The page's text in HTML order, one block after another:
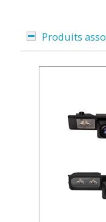
Produits